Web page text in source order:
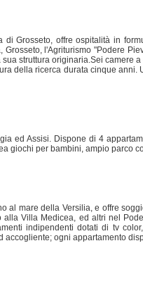
Grosseto, offre ospitalità in
l'Agriturismo "Podere
struttura originaria.Sei camere
della ricerca durata cinque
ed Assisi. Dispone di 4
giochi per bambini, ampio parco
al mare della Versilia, e offre
Villa Medicea, ed altri nel
indipendenti dotati di tv
ogni appartamento